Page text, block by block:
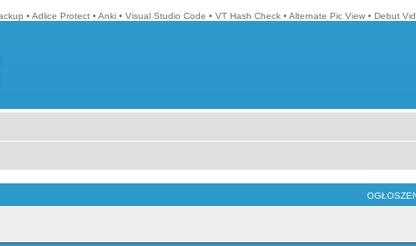
• Adlice Protect • Anki • Visual Studio Code • VT Hash Check • Alternate Pic View • Debut